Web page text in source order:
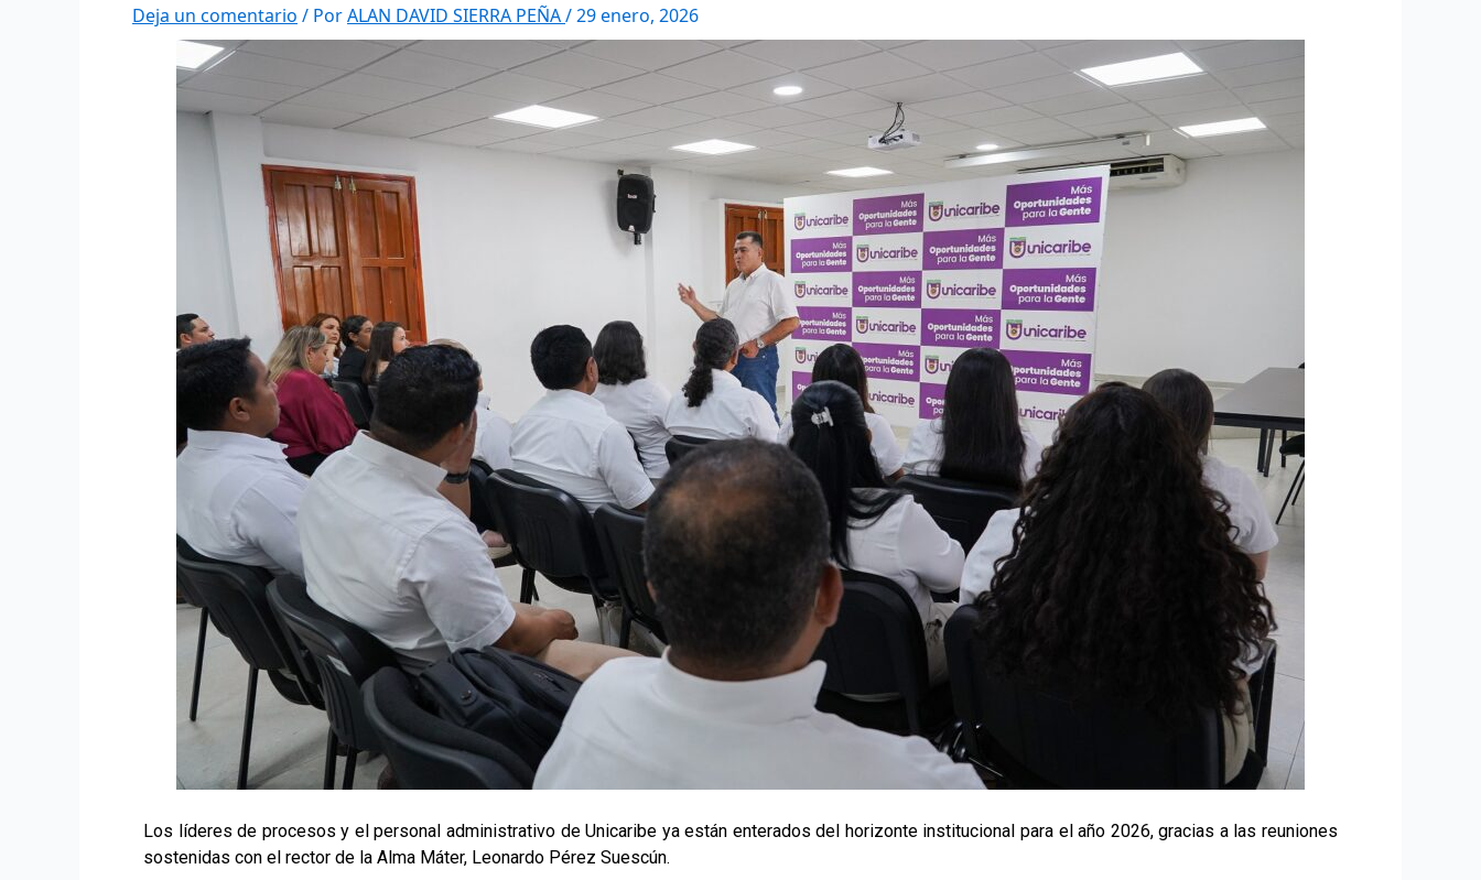
Deja un comentario / PorALAN DAVID SIERRA PEÑA/29 enero, 2026
Los líderes de procesos y el personal administrativo de Unicaribe ya están enterados del horizonte institucional para el año 2026, gracias a las reuniones
sostenidas con el rector de la Alma Máter, Leonardo Pérez Suescún.